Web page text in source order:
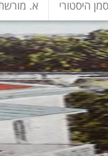
סמן היסטורי א.